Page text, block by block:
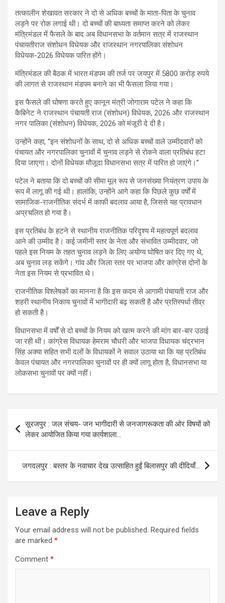
तत्कालीन शेखावत सरकार ने दो से अधिक बच्चों के माता-पिता के चुनाव
लड़ने पर रोक लगाई थी। दो बच्चों की बाध्यता समाप्त करने को लेकर
मंत्रिमंडल में फैसले के बाद अब विधानसभा के वर्तमान सत्र में राजस्थान
पंचायतीराज संशोधन विधेयक और राजस्थान नगरपालिका संशोधन
विधेयक-2026 विधेयक पारित होंगे।
मंत्रिमंडल की बैठक में भारत मंडपम की तर्ज पर जयपुर में 5800 करोड़ रुपये
की लागत से राजस्थान मंडपम बनाने का भी फैसला लिया गया।
इस फैसले की घोषणा करते हुए कानून मंत्री जोगाराम पटेल ने कहा कि
कैबिनेट ने राजस्थान पंचायती राज (संशोधन) विधेयक, 2026 और राजस्थान
नगर पालिका (संशोधन) विधेयक, 2026 को मंजूरी दे दी है।
उन्होंने कहा, “इन संशोधनों के साथ, दो से अधिक बच्चों वाले उम्मीदवारों को
पंचायत और नगरपालिका चुनावों में चुनाव लड़ने से रोकने वाला प्रतिबंध हटा
दिया जाएगा। दोनों विधेयक मौजूदा विधानसभा सत्र में पारित हो जाएंगे।”
पटेल ने बताया कि दो बच्चों की सीमा मूल रूप से जनसंख्या नियंत्रण उपाय के
रूप में लागू की गई थी। हालांकि, उन्होंने आगे कहा कि पिछले कुछ वर्षों में
सामाजिक-राजनीतिक संदर्भ में काफी बदलाव आया है, जिससे यह प्रावधान
अप्रचलित हो गया है।
इस प्रतिबंध के हटने से स्थानीय राजनीतिक परिदृश्य में महत्वपूर्ण बदलाव
आने की उम्मीद है। कई जमीनी स्तर के नेता और संभावित उम्मीदवार, जो
पहले इस नियम के तहत चुनाव लड़ने के लिए अयोग्य घोषित कर दिए गए थे,
अब चुनाव लड़ सकेंगे। गांव और जिला स्तर पर भाजपा और कांग्रेस दोनों के
नेता इस नियम से प्रभावित थे।
राजनीतिक विश्लेषकों का मानना है कि इस कदम से आगामी पंचायती राज और
शहरी स्थानीय निकाय चुनावों में भागीदारी बढ़ सकती है और प्रतिस्पर्धा तीव्र
हो सकती है।
विधानसभा में वर्षों से दो बच्चों के नियम को खत्म करने की मांग बार-बार उठाई
जा रही थी। कांग्रेस विधायक हेमराम चौधरी और भाजपा विधायक चंद्रभान
सिंह अक्या सहित सभी दलों के विधायकों ने सवाल उठाया था कि यह प्रतिबंध
केवल पंचायत और नगरपालिका चुनावों पर ही क्यों लागू होता है, विधानसभा या
लोकसभा चुनावों पर क्यों नहीं।
navigation
सूरजपुर : जल संचय- जन भागीदारी से जनजागरूकता की ओर विषयों को
लेकर आयोजित किया गया कार्यशाला…
जगदलपुर : बस्तर के नवाचार देख उत्साहित हुईं बिलासपुर की दीदियाँ…
Leave a Reply
Your email address will not be published. Required fields
are marked *
Comment *